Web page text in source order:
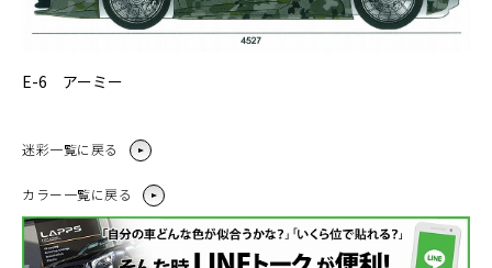
E-6 アーミー
迷彩一覧に戻る
カラー一覧に戻る